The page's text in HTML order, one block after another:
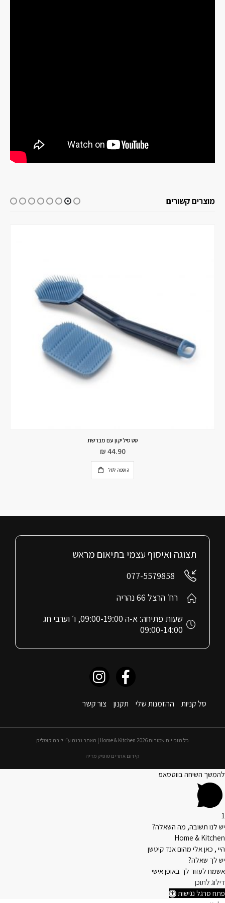
מוצרים קשורים
סט סיליקון עם מברשת
₪ 44.90
הוספה לסל
סל קניות ההזמנות שלי תקנון צור קשר
תצוגה ואיסוף עצמי בתיאום מראש
077-5579858
רח׳ הרצל 66 נהריה
שעות פתיחה: א-ה 09:00-19:00, ו׳ וערבי חג
09:00-14:00
כל הזכויות שמורות 2026 Home & Kitchen | האתר נבנה ע״י לובה קוטליק
קידום אתרים טופיק מדיה
להמשך השיחה בווטסאפ
1
יש לנו תשובה, מה השאלה?
Home & Kitchen
היי , כאן אלי מהום אנד קיטשן
יש לך שאלה?
אשמח לעזור לך באופן אישי
דילוג לתוכן
פתח סרגל נגישות